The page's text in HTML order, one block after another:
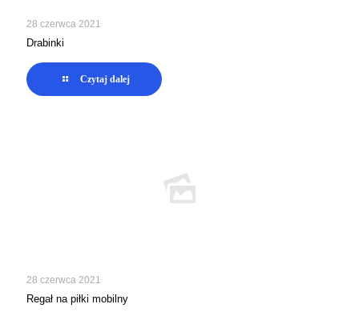
28 czerwca 2021
Drabinki
Czytaj dalej
28 czerwca 2021
Regał na piłki mobilny